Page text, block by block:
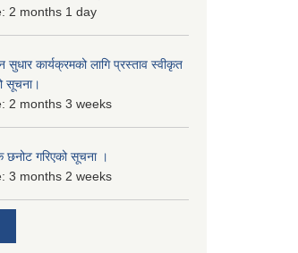
2 months 1 day
सुधार कार्यक्रमको लागि प्रस्ताव स्वीकृत
सूचना।
2 months 3 weeks
छनोट गरिएको सूचना ।
3 months 2 weeks